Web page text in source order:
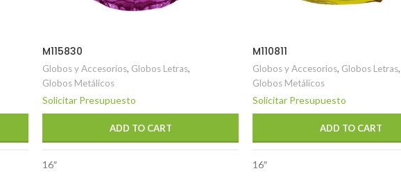
M115830
Globos y Accesorios, Globos Letras,
Globos Metálicos
Solicitar Presupuesto
ADD TO CART
16″
M110811
Globos y Accesorios, Globos Letras,
Globos Metálicos
Solicitar Presupuesto
ADD TO CART
16″